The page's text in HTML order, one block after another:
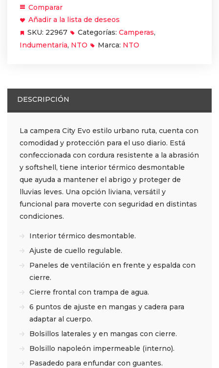
Comparar
Añadir a la lista de deseos
SKU: 22967 Categorías: Camperas,
Indumentaria, NTO Marca: NTO
DESCRIPCIÓN
La campera City Evo estilo urbano ruta, cuenta con
comodidad y protección para el uso diario. Está
confeccionada con cordura resistente a la abrasión
y softshell, tiene interior térmico desmontable
que ayuda a mantener el abrigo y proteger de
lluvias leves. Una opción liviana, versátil y
funcional para moverte con seguridad en distintas
condiciones.
Interior térmico desmontable.
Ajuste de cuello regulable.
Paneles de ventilación en frente y espalda con
cierre.
Cierre frontal con trampa de agua.
6 puntos de ajuste en mangas y cadera para
adaptar al cuerpo.
Bolsillos laterales y en mangas con cierre.
Bolsillo napoleón impermeable (interno).
Pasadedo para enfundar con guantes.